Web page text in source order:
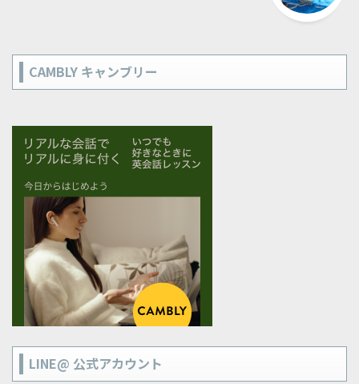
CAMBLY キャンブリー
LINE@ 公式アカウント